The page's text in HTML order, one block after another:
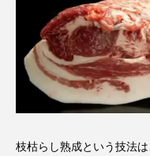
枝枯らし熟成という技法は